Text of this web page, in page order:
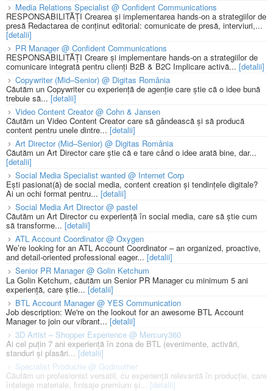
Media Relations Specialist @ Confident Communications
RESPONSABILITĂȚI Crearea și implementarea hands-on a strategiilor de
presă Redactarea de conținut editorial: comunicate de presă, interviuri,...
[detalii]
PR Manager @ Confident Communications
RESPONSABILITĂȚI Creare și implementare hands-on a strategiilor de
comunicare integrată pentru clienți B2B & B2C Implicare activă... [detalii]
Copywriter (Mid–Senior) @ Digitas România
Căutăm un Copywriter cu experiență de agenție care știe că o idee bună
trebuie să... [detalii]
Video Content Creator @ Cohn & Jansen
Căutăm un Video Content Creator care să gândească și să producă
content pentru unele dintre... [detalii]
Art Director (Mid–Senior) @ Digitas România
Căutăm un Art Director care știe că e tare când o idee arată bine, dar...
[detalii]
Social Media Specialist wanted @ Internet Corp
Ești pasionat(ă) de social media, content creation și tendințele digitale?
Ai un ochi format pentru... [detalii]
Social Media Art Director @ pastel
Căutăm un Art Director cu experiență în social media, care să știe cum
să transforme... [detalii]
ATL Account Coordinator @ Oxygen
We’re looking for an ATL Account Coordinator – an organized, proactive,
and detail-oriented professional eager... [detalii]
Senior PR Manager @ Golin Ketchum
La Golin Ketchum, căutăm un Senior PR Manager cu minimum 5 ani
experiență, care știe... [detalii]
BTL Account Manager @ YES Communication
Job description: We're on the lookout for an awesome BTL Account
Manager to join our vibrant... [detalii]
3D Artist – Shopper Experience @ Mercury360
Ai cel puțin 7 ani experiență în zona de BTL (evenimente, activări,
standuri și plasări...[detalii]
Specialist Productie @ Godmother
Căutăm un profesionist versatil, cu experiență relevantă în producție, care
înțelege materiale, finisaje premium și... [detalii]